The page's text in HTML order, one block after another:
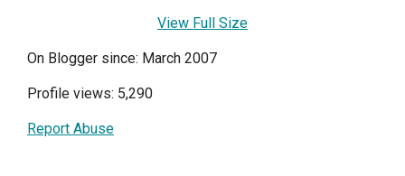
View Full Size
On Blogger since: March 2007
Profile views: 5,290
Report Abuse